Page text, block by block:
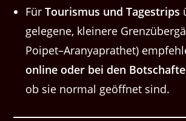
FürTourismus und Tagestrips
gelegene, kleinere
Poipet–Aranyaprathet)
online oder bei den
ob sie normal geöffnet sind.